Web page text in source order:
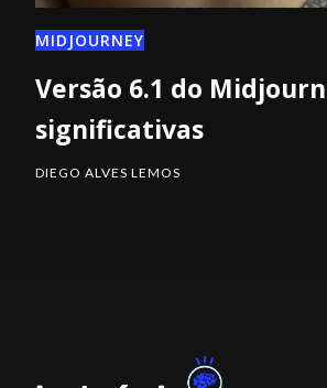
MIDJOURNEY
Versão 6.1 do
significativas
DIEGO ALVES LEMOS